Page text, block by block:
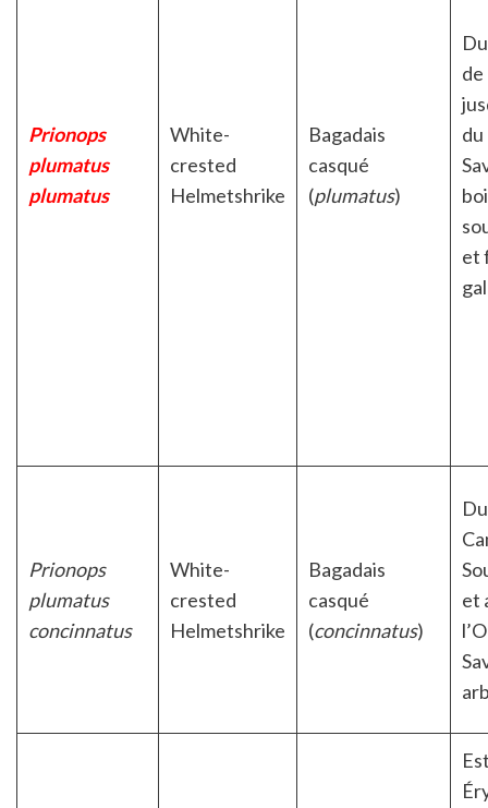
Prionops
plumatus
plumatus
White-
crested
Helmetshrike
Bagadais
casqué
(plumatus)
de
du
et
Prionops
plumatus
concinnatus
White-
crested
Helmetshrike
Bagadais
casqué
(concinnatus)
et